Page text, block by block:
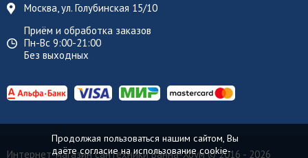
Москва, ул. Голубинская 15/10
Приём и обработка заказов
Пн-Вс 9:00-21:00
Без выходных
Интернет-магазин сантехники Ванна-Хоум© 2016 - 2026
Продолжая пользоваться нашим сайтом, Вы
даёте согласие на использование cookie-